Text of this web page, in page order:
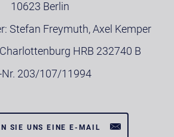
10623 Berlin
Stefan Freymuth, Axel Kemper
HRB 232740 B
Nr. 203/107/11994
SIE UNS EINE E-MAIL